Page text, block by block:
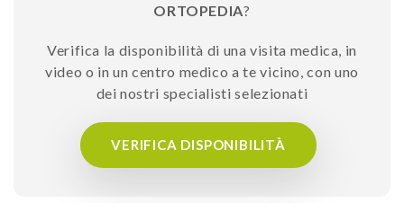
ORTOPEDIA?
Verifica la disponibilità di una visita medica, in
video o in un centro medico a te vicino, con uno
dei nostri specialisti selezionati
VERIFICA DISPONIBILITÀ